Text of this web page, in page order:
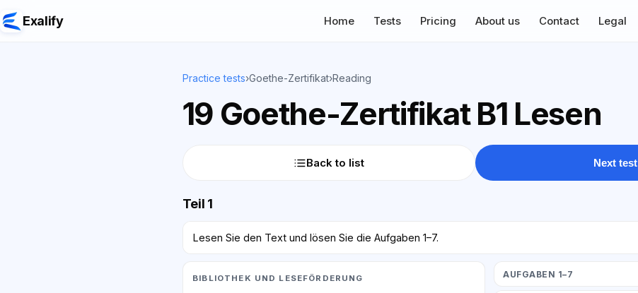
Exalify Home Tests Pricing About us Contact Legal
Practice tests›Goethe-Zertifikat›Reading
19 Goethe-Zertifikat B1 Lesen
Back to list Next test
Teil 1
Lesen Sie den Text und lösen Sie die Aufgaben 1–7.
BIBLIOTHEK UND LESEFÖRDERUNG AUFGABEN 1–7